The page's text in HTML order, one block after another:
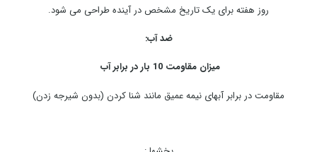
روز هفته برای یک تاریخ مشخص در آینده طراحی می شود.
ضد آب:
میزان مقاومت 10 بار در برابر آب
مقاومت در برابر آبهای نیمه عمیق مانند شنا کردن (بدون شیرجه زدن)